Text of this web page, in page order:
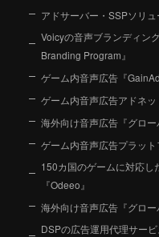
アドサーバー・SSPソリ
Voicyの音声ブランディン
Branding Program』
ゲーム内音声広告『
ゲーム内音声広告アドネッ
海外向け音声広告『グロ
ゲーム内音声広告プラット
150カ国のゲームに対応し
『Odeeo』
海外向け音声広告『グロ
DSPの広告運用代理サー